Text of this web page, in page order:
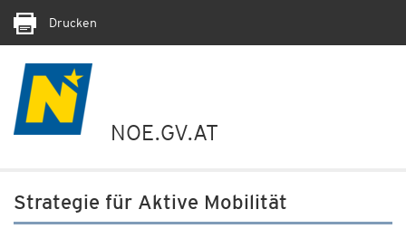
Drucken
NOE.GV.AT
Strategie für Aktive Mobilität